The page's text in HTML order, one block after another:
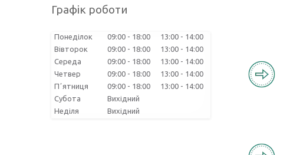
Графік роботи
Понеділок 09:00 18:00 13:00
14:00
Вівторок
09:00 18:00 13:00
14:00
Середа
09:00 18:00 13:00
14:00
Четвер
09:00 18:00 13:00
14:00
Пʼятниця
09:00 18:00 13:00
14:00
Субота
Вихідний
Неділя
Вихідний